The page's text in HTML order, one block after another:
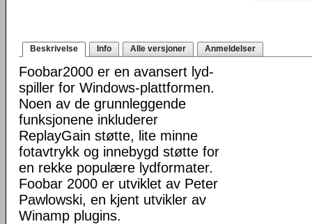
Beskrivelse Info Alle versjoner Anmeldelser
Foobar2000 er en avansert lyd-
spiller for Windows-plattformen.
Noen av de grunnleggende
funksjonene inkluderer
ReplayGain støtte, lite minne
fotavtrykk og innebygd støtte for
en rekke populære lydformater.
Foobar 2000 er utviklet av Peter
Pawlowski, en kjent utvikler av
Winamp plugins.